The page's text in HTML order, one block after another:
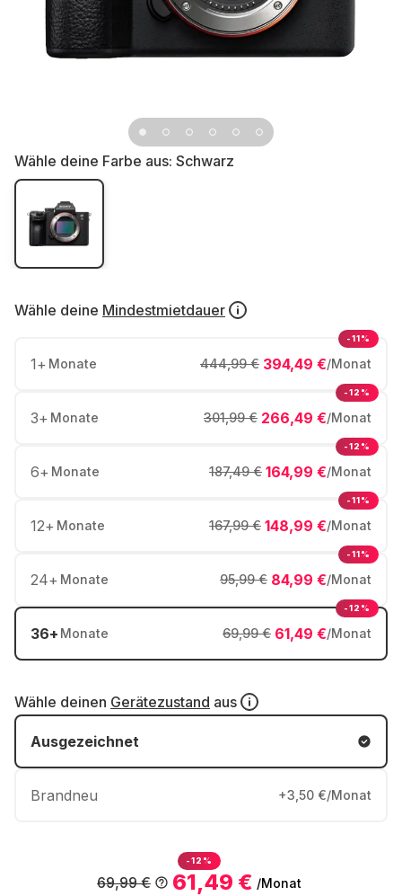
Wähle deine Farbe aus: Schwarz
Wähle deine Mindestmietdauer
1+ Monate 394,49 €/Monat
444,99 €
-11%
3+ Monate 266,49 €/Monat
301,99 €
-12%
6+ Monate 164,99 €/Monat
187,49 €
-12%
12+ Monate 148,99 €/Monat
167,99 €
-11%
24+ Monate 84,99 €/Monat
95,99 €
-11%
36+ Monate 61,49 €/Monat
69,99 €
-12%
Wähle deinen Gerätezustand aus
Ausgezeichnet
Brandneu +3,50 €/Monat
-12%
61,49 € /Monat
69,99 €